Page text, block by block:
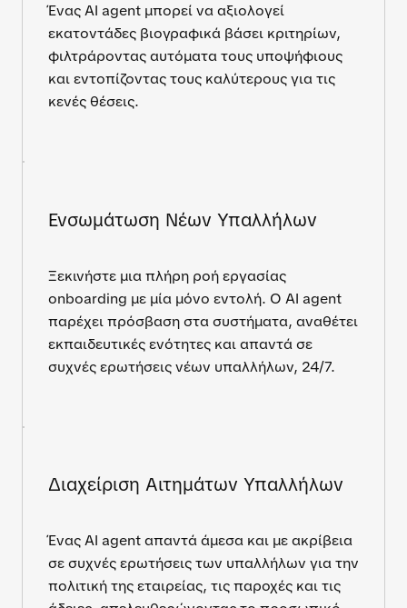
Ένας AI agent μπορεί να αξιολογεί
εκατοντάδες βιογραφικά βάσει κριτηρίων,
φιλτράροντας αυτόματα τους υποψήφιους
και εντοπίζοντας τους καλύτερους για τις
κενές θέσεις.
Ενσωμάτωση Νέων Υπαλλήλων
Ξεκινήστε μια πλήρη ροή εργασίας
onboarding με μία μόνο εντολή. Ο AI agent
παρέχει πρόσβαση στα συστήματα, αναθέτει
εκπαιδευτικές ενότητες και απαντά σε
συχνές ερωτήσεις νέων υπαλλήλων, 24/7.
Διαχείριση Αιτημάτων Υπαλλήλων
Ένας AI agent απαντά άμεσα και με ακρίβεια
σε συχνές ερωτήσεις των υπαλλήλων για την
πολιτική της εταιρείας, τις παροχές και τις